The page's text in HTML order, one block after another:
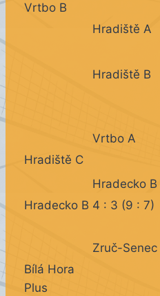
Vrtbo B
Hradiště A
Hradiště B
Vrtbo A
Hradiště C
Hradecko B
Hradecko B 4 : 3 (9 : 7)
Zruč-Senec
Bílá Hora
Plus